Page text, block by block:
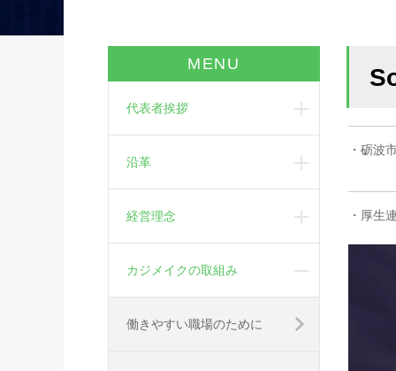
・砺波
・厚生
MENU
代表者挨拶
沿革
経営理念
カジメイクの取組み
働きやすい職場のために